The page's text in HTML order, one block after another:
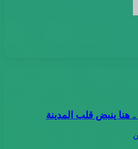
.. هنا ينبض قلب المدينة